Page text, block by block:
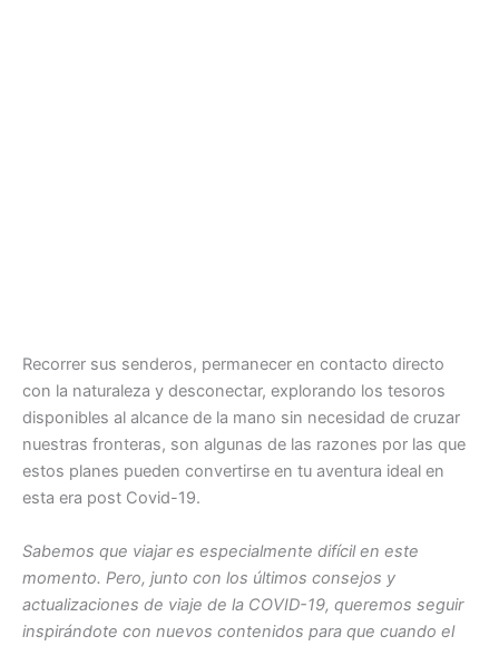
Recorrer sus senderos, permanecer en contacto directo
con la naturaleza y desconectar, explorando los tesoros
disponibles al alcance de la mano sin necesidad de cruzar
nuestras fronteras, son algunas de las razones por las que
estos planes pueden convertirse en tu aventura ideal en
esta era post Covid-19.
Sabemos que viajar es especialmente difícil en este
momento. Pero, junto con los últimos consejos y
actualizaciones de viaje de la COVID-19, queremos seguir
inspirándote con nuevos contenidos para que cuando el